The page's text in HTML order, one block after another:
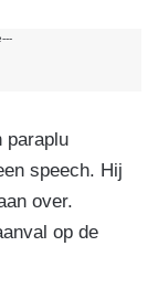
paraplu
speech. Hij
over.
op de